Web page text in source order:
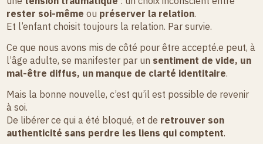
rester soi-même ou préserver la relation.
Et l’enfant choisit toujours la relation. Par survie.
Ce que nous avons mis de côté pour être accepté.e peut, à
l’âge adulte, se manifester par un sentiment de vide, un
mal-être diffus, un manque de clarté identitaire.
Mais la bonne nouvelle, c’est qu’il est possible de revenir
à soi.
De libérer ce qui a été bloqué, et de retrouver son
authenticité sans perdre les liens qui comptent.